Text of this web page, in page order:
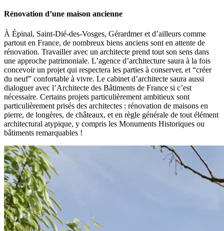
Rénovation d’une maison ancienne
À Épinal, Saint-Dié-des-Vosges, Gérardmer et d’ailleurs comme
partout en France, de nombreux biens anciens sont en attente de
rénovation. Travailler avec un architecte prend tout son sens dans
une approche patrimoniale. L’agence d’architecture saura à la fois
concevoir un projet qui respectera les parties à conserver, et “créer
du neuf” confortable à vivre. Le cabinet d’architecte saura aussi
dialoguer avec l’Architecte des Bâtiments de France si c’est
nécessaire. Certains projets particulièrement ambitieux sont
particulièrement prisés des architectes : rénovation de maisons en
pierre, de longères, de châteaux, et en règle générale de tout élément
architectural atypique, y compris les Monuments Historiques ou
bâtiments remarquables !